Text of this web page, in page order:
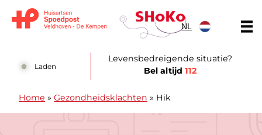
NL
Laden
Levensbedreigende situatie?
Bel altijd112
Home » Gezondheidsklachten » Hik